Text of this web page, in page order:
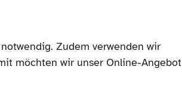
Zudem verwenden wir
möchten wir unser Online-Angebot